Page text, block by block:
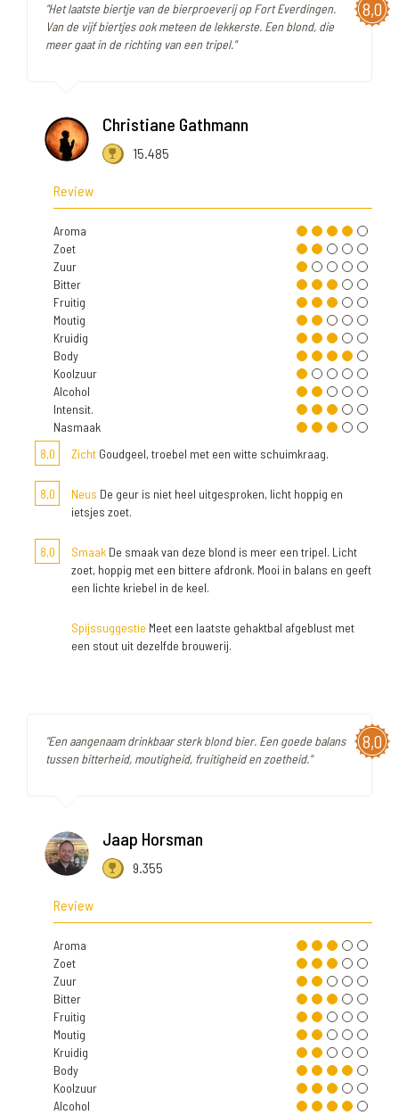
8,0
"Het laatste biertje van de bierproeverij op Fort Everdingen.
Van de vijf biertjes ook meteen de lekkerste. Een blond, die
meer gaat in de richting van een tripel."
Christiane Gathmann
15.485
Review
Aroma
Zoet
Zuur
Bitter
Fruitig
Moutig
Kruidig
Body
Koolzuur
Alcohol
Intensit.
Nasmaak
8,0
Zicht Goudgeel, troebel met een witte schuimkraag.
8,0 Neus De geur is niet heel uitgesproken, licht hoppig en
ietsjes zoet.
8,0 Smaak De smaak van deze blond is meer een tripel. Licht
zoet, hoppig met een bittere afdronk. Mooi in balans en geeft
een lichte kriebel in de keel.
Spijssuggestie Meet een laatste gehaktbal afgeblust met
een stout uit dezelfde brouwerij.
8,0
"Een aangenaam drinkbaar sterk blond bier. Een goede balans
tussen bitterheid, moutigheid, fruitigheid en zoetheid."
Jaap Horsman
9.355
Review
Aroma
Zoet
Zuur
Bitter
Fruitig
Moutig
Kruidig
Body
Koolzuur
Alcohol